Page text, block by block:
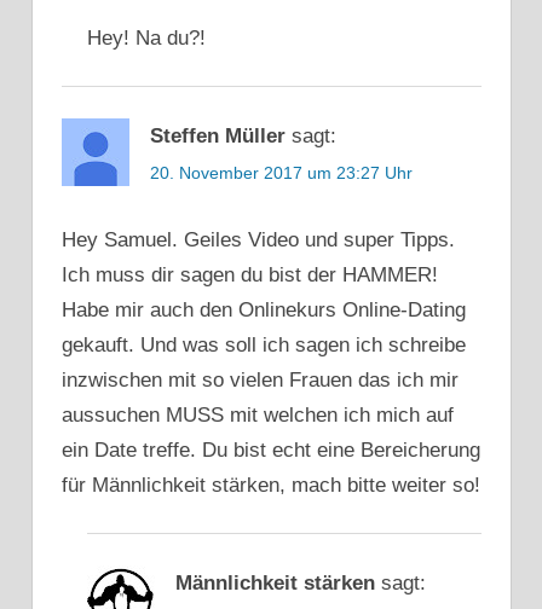
Hey! Na du?!
Steffen Müller sagt:
20. November 2017 um 23:27 Uhr
Hey Samuel. Geiles Video und super Tipps.
Ich muss dir sagen du bist der HAMMER!
Habe mir auch den Onlinekurs Online-Dating
gekauft. Und was soll ich sagen ich schreibe
inzwischen mit so vielen Frauen das ich mir
aussuchen MUSS mit welchen ich mich auf
ein Date treffe. Du bist echt eine Bereicherung
für Männlichkeit stärken, mach bitte weiter so!
Männlichkeit stärken sagt: